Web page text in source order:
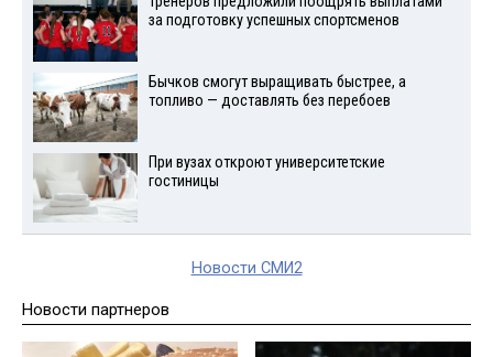
за подготовку успешных спортсменов
Бычков смогут выращивать быстрее, а
топливо — доставлять без перебоев
При вузах откроют университетские
гостиницы
Новости СМИ2
Новости партнеров